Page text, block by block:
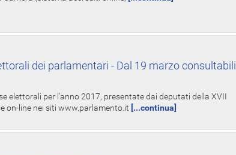
dei parlamentari - Dal 19 marzo consultabili
elettorali per l'anno 2017, presentate dai deputati della XVII
on-line nei siti www.parlamento.it [...continua]